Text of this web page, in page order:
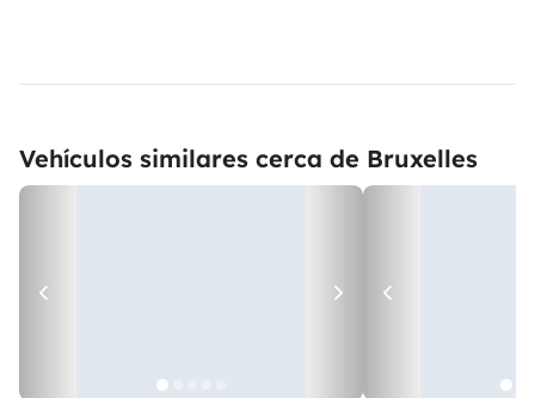
Vehículos similares cerca de Bruxelles